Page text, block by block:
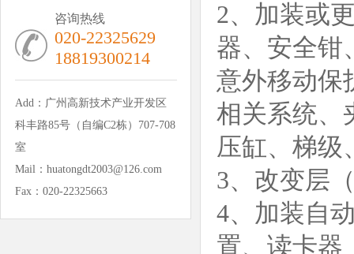
咨询热线
020-22325629
18819300214
Add：广州高新技术产业开发区
科丰路85号（自编C2栋）707-708
室
Mail：huatongdt2003@126.com
Fax：020-22325663
2、加装或
器、安全钳
意外移动保
相关系统、
压缸、梯级
3、改变层
4、加装自
置、读卡器